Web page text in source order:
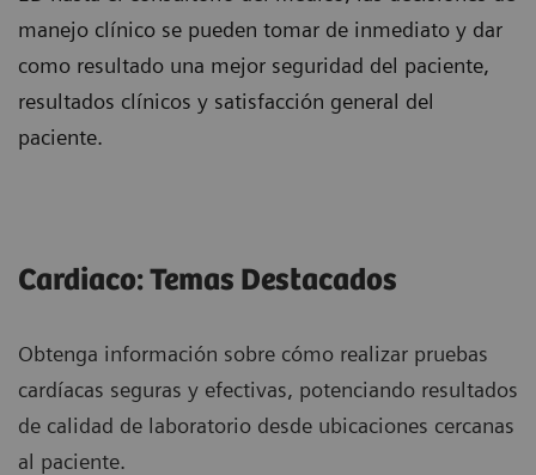
manejo clínico se pueden tomar de inmediato y dar
como resultado una mejor seguridad del paciente,
resultados clínicos y satisfacción general del
paciente.
Cardiaco: Temas Destacados
Obtenga información sobre cómo realizar pruebas
cardíacas seguras y efectivas, potenciando resultados
de calidad de laboratorio desde ubicaciones cercanas
al paciente.